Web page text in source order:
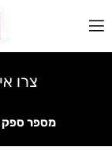
צרו
מספר ספק